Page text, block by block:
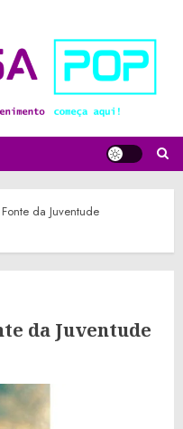
da Juventude
da Juventude